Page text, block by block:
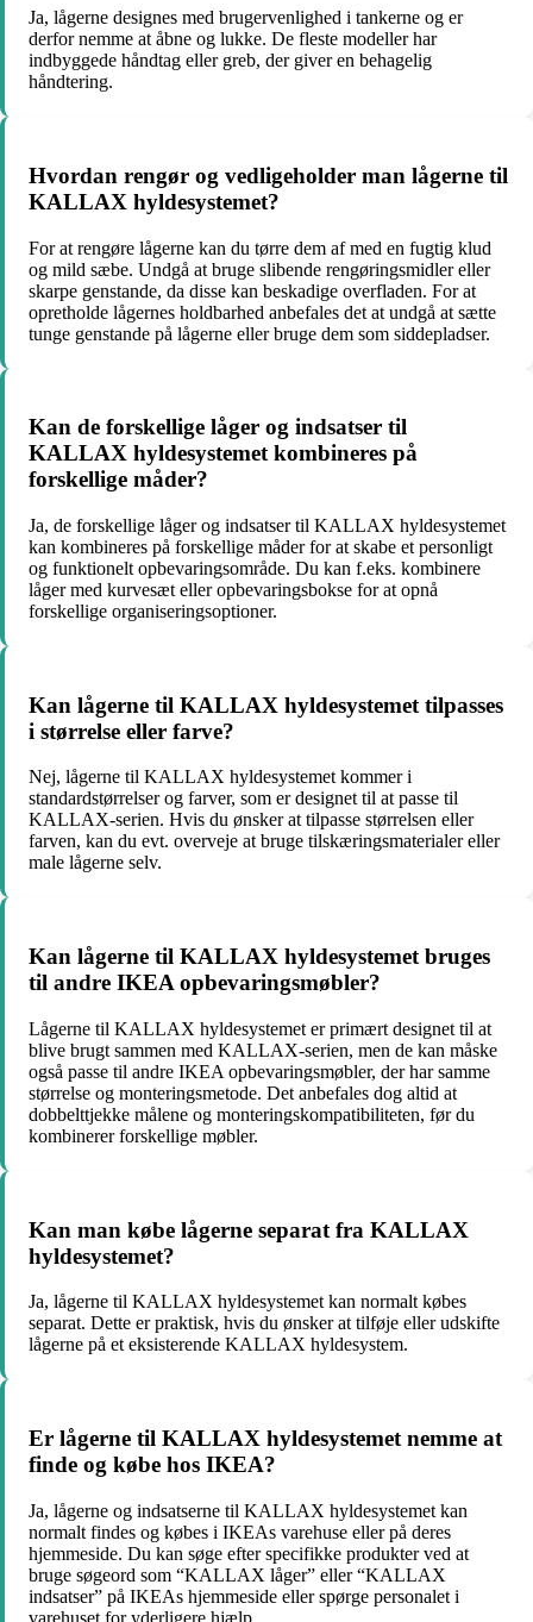
Ja, lågerne designes med brugervenlighed i tankerne og er
derfor nemme at åbne og lukke. De fleste modeller har
indbyggede håndtag eller greb, der giver en behagelig
håndtering.
Hvordan rengør og vedligeholder man lågerne til
KALLAX hyldesystemet?
For at rengøre lågerne kan du tørre dem af med en fugtig klud
og mild sæbe. Undgå at bruge slibende rengøringsmidler eller
skarpe genstande, da disse kan beskadige overfladen. For at
opretholde lågernes holdbarhed anbefales det at undgå at sætte
tunge genstande på lågerne eller bruge dem som siddepladser.
Kan de forskellige låger og indsatser til
KALLAX hyldesystemet kombineres på
forskellige måder?
Ja, de forskellige låger og indsatser til KALLAX hyldesystemet
kan kombineres på forskellige måder for at skabe et personligt
og funktionelt opbevaringsområde. Du kan f.eks. kombinere
låger med kurvesæt eller opbevaringsbokse for at opnå
forskellige organiseringsoptioner.
Kan lågerne til KALLAX hyldesystemet tilpasses
i størrelse eller farve?
Nej, lågerne til KALLAX hyldesystemet kommer i
standardstørrelser og farver, som er designet til at passe til
KALLAX-serien. Hvis du ønsker at tilpasse størrelsen eller
farven, kan du evt. overveje at bruge tilskæringsmaterialer eller
male lågerne selv.
Kan lågerne til KALLAX hyldesystemet bruges
til andre IKEA opbevaringsmøbler?
Lågerne til KALLAX hyldesystemet er primært designet til at
blive brugt sammen med KALLAX-serien, men de kan måske
også passe til andre IKEA opbevaringsmøbler, der har samme
størrelse og monteringsmetode. Det anbefales dog altid at
dobbelttjekke målene og monteringskompatibiliteten, før du
kombinerer forskellige møbler.
Kan man købe lågerne separat fra KALLAX
hyldesystemet?
Ja, lågerne til KALLAX hyldesystemet kan normalt købes
separat. Dette er praktisk, hvis du ønsker at tilføje eller udskifte
lågerne på et eksisterende KALLAX hyldesystem.
Er lågerne til KALLAX hyldesystemet nemme at
finde og købe hos IKEA?
Ja, lågerne og indsatserne til KALLAX hyldesystemet kan
normalt findes og købes i IKEAs varehuse eller på deres
hjemmeside. Du kan søge efter specifikke produkter ved at
bruge søgeord som “KALLAX låger” eller “KALLAX
indsatser” på IKEAs hjemmeside eller spørge personalet i
varehuset for yderligere hjælp.